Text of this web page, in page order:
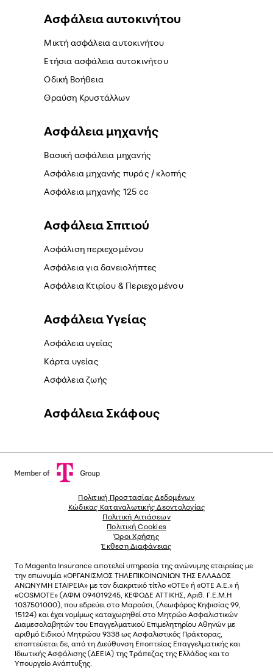
Ασφάλεια αυτοκινήτου
Μικτή ασφάλεια αυτοκινήτου
Ετήσια ασφάλεια αυτοκινήτου
Οδική Βοήθεια
Θραύση Κρυστάλλων
Ασφάλεια μηχανής
Βασική ασφάλεια μηχανής
Ασφάλεια μηχανής πυρός / κλοπής
Ασφάλεια μηχανής 125 cc
Ασφάλεια Σπιτιού
Ασφάλιση περιεχομένου
Ασφάλεια για δανειολήπτες
Ασφάλεια Κτιρίου & Περιεχομένου
Ασφάλεια Yγείας
Ασφάλεια υγείας
Κάρτα υγείας
Ασφάλεια ζωής
Ασφάλεια Σκάφους
Πολιτική Προστασίας Δεδομένων
Κώδικας Καταναλωτικής Δεοντολογίας
Πολιτική Αιτιάσεων
Πολιτική Cookies
Όροι Χρήσης
Έκθεση Διαφάνειας
Το Magenta Insurance αποτελεί υπηρεσία της ανώνυµης εταιρείας µε
την επωνυµία «ΟΡΓΑΝΙΣΜΟΣ ΤΗΛΕΠΙΚΟΙΝΩΝΙΩΝ ΤΗΣ ΕΛΛΑΔΟΣ
ΑΝΩΝΥΜΗ ΕΤΑΙΡΕΙΑ» µε τον διακριτικό τίτλο «OTE» ή «ΟΤΕ Α.Ε.» ή
«COSMOTE» (ΑΦΜ 094019245, ΚΕΦΟΔΕ ΑΤΤΙΚΗΣ, Αριθ. Γ.Ε.Μ.Η
1037501000), που εδρεύει στο Μαρούσι, (Λεωφόρος Κηφισίας 99,
15124) και έχει νοµίµως καταχωρηθεί στο Μητρώο Ασφαλιστικών
Διαµεσολαβητών του Επαγγελµατικού Επιµελητηρίου Αθηνών µε
αριθµό Ειδικού Μητρώου 9338 ως Ασφαλιστικός Πράκτορας,
εποπτεύεται δε, από τη Διεύθυνση Εποπτείας Επαγγελματικής και
Ιδιωτικής Ασφάλισης (ΔΕΕΙΑ) της Τράπεζας της Ελλάδος και το
Υπουργείο Ανάπτυξης.